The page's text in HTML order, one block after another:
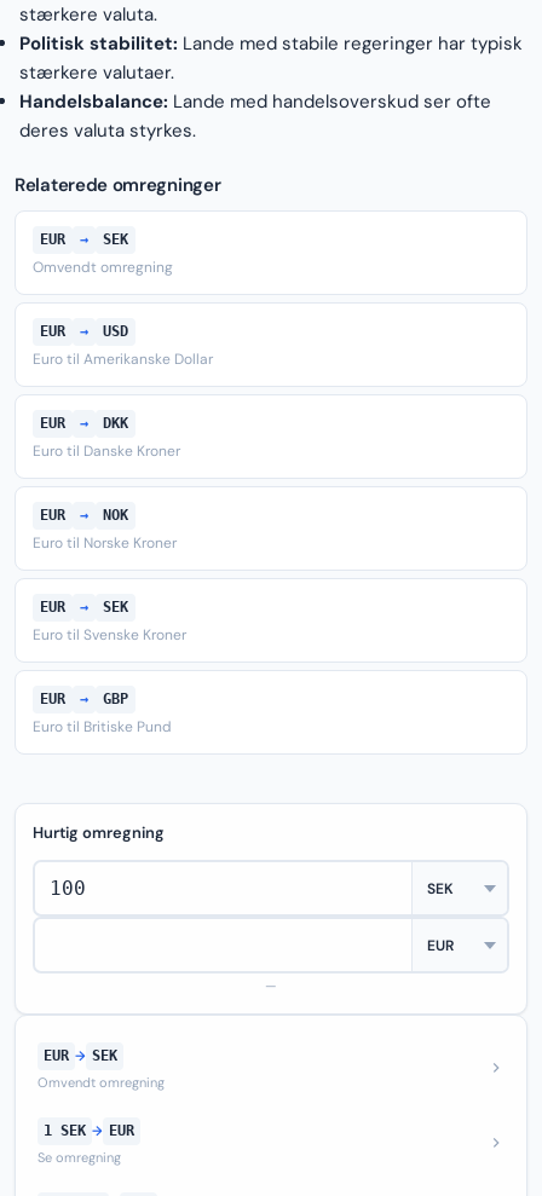
stærkere valuta.
Politisk stabilitet: Lande med stabile regeringer har typisk
stærkere valutaer.
Handelsbalance: Lande med handelsoverskud ser ofte
deres valuta styrkes.
Relaterede omregninger
EUR → SEK
Omvendt omregning
EUR → USD
Euro til Amerikanske Dollar
EUR → DKK
Euro til Danske Kroner
EUR → NOK
Euro til Norske Kroner
EUR → SEK
Euro til Svenske Kroner
EUR → GBP
Euro til Britiske Pund
Hurtig omregning
—
EUR → SEK
Omvendt omregning
1 SEK → EUR
Se omregning